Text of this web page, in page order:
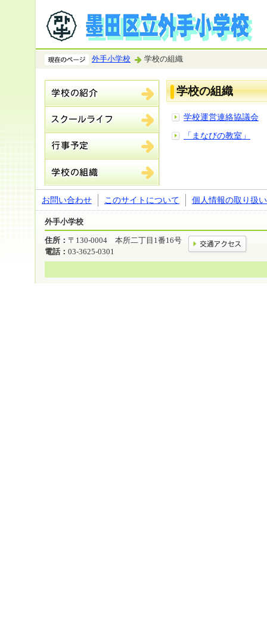
外手小学校 学校の組織
学校の組織
学校運営連絡協議会
「まなびの教室」
お問い合わせ このサイトについて 個人情報の取り扱い
外手小学校
住所： 〒130-0004 本所二丁目1番16号
電話： 03-3625-0301